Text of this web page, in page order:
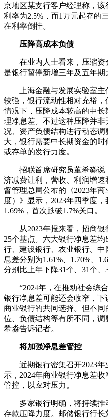
京地区某支行客户经理称，
利率为2.5%，而1万元起存的
在利率倒挂。
压降高成本负债
在业内人士看来，压缩资
是银行暂停新增三年及五年期
上海金融与发展实验室主
较强，银行流动性相对充裕
情况下，压降成本较高的中
理净息差。不过这种压降并
况、资产负债结构进行动态
大，银行需要中长期资金的
或存单的发行力度。
招联首席研究员董希淼说
济减费让利，营收、利润增
督管理总局公布的《2023年
度）》显示，2023年四季度
1.69%，首次跌破1.7%关口。
从2023年报来看，招商银
25个基点。六大银行净息差
行、建设银行、农业银行、
息差分别为1.61%、1.70%、
分别比上年下降31个、31个、
“2024年，在推动社会综合
银行净息差可能还会收窄，
商业银行的共同选择。但不
位、负债结构等有所不同，
希淼告诉记者。
将加强净息差管控
近期银行密集召开2023年
示，2024年商业银行净息差
管控，以应对压力。
多家银行明确，将持续推
存款压降力度。邮储银行行